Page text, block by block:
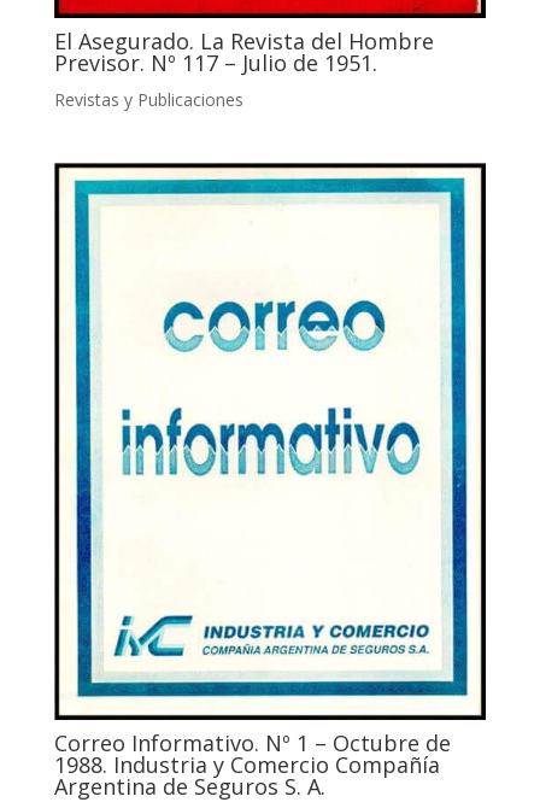
El Asegurado. La Revista del Hombre
Previsor. Nº 117 – Julio de 1951.
Revistas y Publicaciones
Correo Informativo. Nº 1 – Octubre de
1988. Industria y Comercio Compañía
Argentina de Seguros S. A.